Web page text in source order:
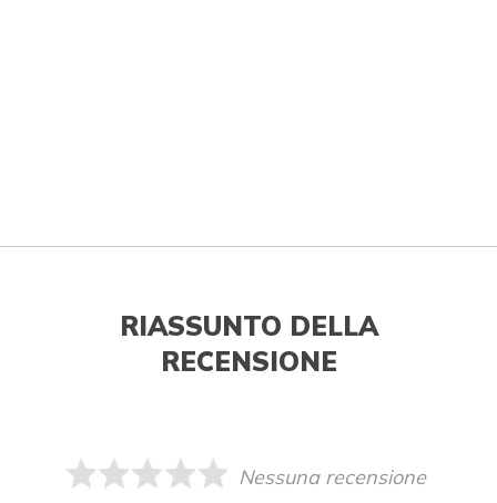
RIASSUNTO DELLA
RECENSIONE
Nessuna recensione